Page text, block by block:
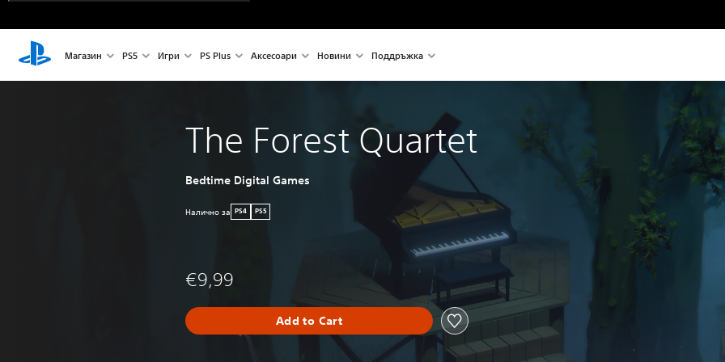
Магазин PS5 Игри PS Plus Аксесоари Новини Поддръжка
The Forest Quartet
Bedtime Digital Games
Налично за PS4 PS5
€9,99
Add to Cart